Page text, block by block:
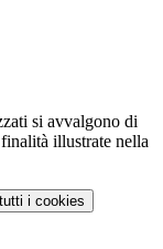
si avvalgono di
illustrate nella
i cookies